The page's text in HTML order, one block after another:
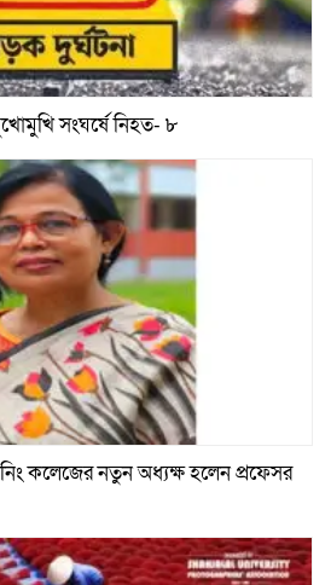
সংঘর্ষে নিহত- ৮
কলেজের নতুন অধ্যক্ষ হলেন প্রফেসর